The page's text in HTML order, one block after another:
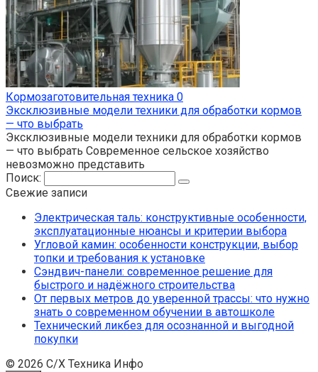
Кормозаготовительная техника 0
Эксклюзивные модели техники для обработки кормов
— что выбрать
Эксклюзивные модели техники для обработки кормов
— что выбрать Современное сельское хозяйство
невозможно представить
Поиск:
Свежие записи
Электрическая таль: конструктивные особенности,
эксплуатационные нюансы и критерии выбора
Угловой камин: особенности конструкции, выбор
топки и требования к установке
Сэндвич-панели: современное решение для
быстрого и надёжного строительства
От первых метров до уверенной трассы: что нужно
знать о современном обучении в автошколе
Технический ликбез для осознанной и выгодной
покупки
© 2026 С/Х Техника Инфо